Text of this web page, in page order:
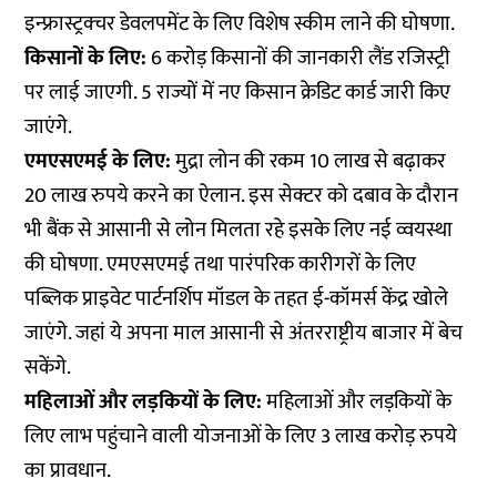
इन्फ्रास्ट्रक्चर डेवलपमेंट के लिए विशेष स्कीम लाने की घोषणा.
किसानों के लिए:6 करोड़ किसानों की जानकारी लैंड रजिस्ट्री
पर लाई जाएगी. 5 राज्यों में नए किसान क्रेडिट कार्ड जारी किए
जाएंगे.
एमएसएमई के लिए:मुद्रा लोन की रकम 10 लाख से बढ़ाकर
20 लाख रुपये करने का ऐलान. इस सेक्टर को दबाव के दौरान
भी बैंक से आसानी से लोन मिलता रहे इसके लिए नई व्वयस्था
की घोषणा. एमएसएमई तथा पारंपरिक कारीगरों के लिए
पब्लिक प्राइवेट पार्टनर्शिप मॉडल के तहत ई-कॉमर्स केंद्र खोले
जाएंगे. जहां ये अपना माल आसानी से अंतरराष्ट्रीय बाजार में बेच
सकेंगे.
महिलाओं और लड़कियों के लिए:महिलाओं और लड़कियों के
लिए लाभ पहुंचाने वाली योजनाओं के लिए 3 लाख करोड़ रुपये
का प्रावधान.